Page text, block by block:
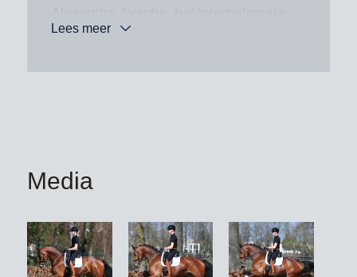
Grand Prix-paard Gabber van Roberto
Lees meer
Media